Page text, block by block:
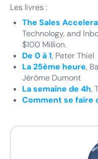
Les livres :
The Sales
Technology, and
$100 Million.
De 0 à 1, Peter Thiel
La 25ème heure,
Jérôme Dumont
La semaine de 4h,
Comment se faire